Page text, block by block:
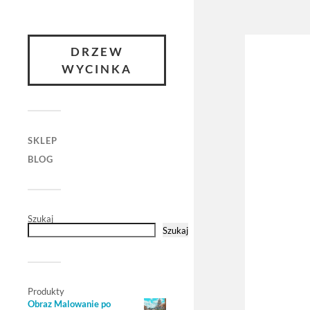
DRZEW
WYCINKA
SKLEP
BLOG
Szukaj
Szukaj
Produkty
Obraz Malowanie po